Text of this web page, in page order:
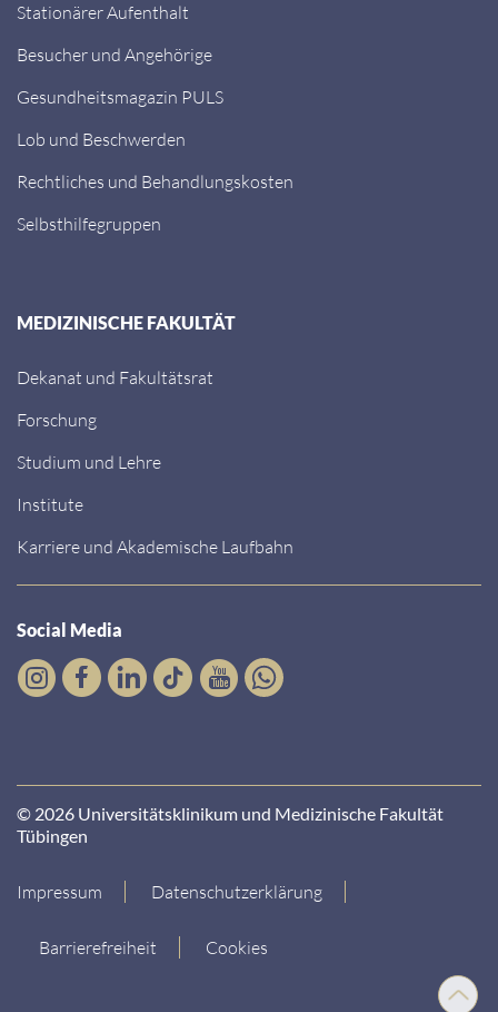
Nach
Stationärer Aufenthalt
Besucher und Angehörige
Gesundheitsmagazin PULS
Lob und Beschwerden
Rechtliches und Behandlungskosten
Selbsthilfegruppen
MEDIZINISCHE FAKULTÄT
Dekanat und Fakultätsrat
Forschung
Studium und Lehre
Institute
Karriere und Akademische Laufbahn
Social Media
© 2026 Universitätsklinikum und Medizinische Fakultät
Tübingen
Impressum Datenschutzerklärung
Barrierefreiheit Cookies